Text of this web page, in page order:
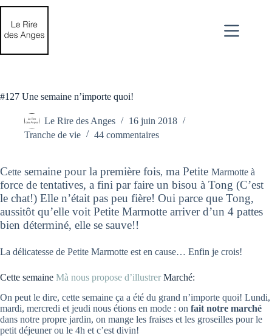
Passer
contenu
#127 Une semaine n’importe quoi!
Le Rire des Anges
16 juin 2018
Tranche de vie
44 commentaires
Cette semaine pour la première fois, ma Petite Marmotte à
force de tentatives, a fini par faire un bisou à Tong (C’est
le chat!) Elle n’était pas peu fière! Oui parce que Tong,
aussitôt qu’elle voit Petite Marmotte arriver d’un 4 pattes
bien déterminé, elle se sauve!!
La délicatesse de Petite Marmotte est en cause… Enfin je crois!
Cette semaine Mà nous propose d’illustrer Marché:
On peut le dire, cette semaine ça a été du grand n’importe quoi! Lundi,
mardi, mercredi et jeudi nous étions en mode : on fait notre marché
dans notre propre jardin, on mange les fraises et les groseilles pour le
petit déjeuner ou le 4h et c’est divin!